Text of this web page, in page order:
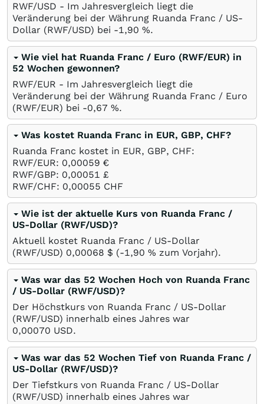
RWF/USD - Im Jahresvergleich liegt die
Veränderung bei der Währung Ruanda Franc / US-
Dollar (RWF/USD) bei -1,90 %.
Wie viel hat Ruanda Franc / Euro (RWF/EUR) in
52 Wochen gewonnen?
RWF/EUR - Im Jahresvergleich liegt die
Veränderung bei der Währung Ruanda Franc / Euro
(RWF/EUR) bei -0,67 %.
Was kostet Ruanda Franc in EUR, GBP, CHF?
Ruanda Franc kostet in EUR, GBP, CHF:
RWF/EUR: 0,00059 €
RWF/GBP: 0,00051 £
RWF/CHF: 0,00055 CHF
Wie ist der aktuelle Kurs von Ruanda Franc /
US-Dollar (RWF/USD)?
Aktuell kostet Ruanda Franc / US-Dollar
(RWF/USD) 0,00068 $ (-1,90 % zum Vorjahr).
Was war das 52 Wochen Hoch von Ruanda Franc
/ US-Dollar (RWF/USD)?
Der Höchstkurs von Ruanda Franc / US-Dollar
(RWF/USD) innerhalb eines Jahres war
0,00070 USD.
Was war das 52 Wochen Tief von Ruanda Franc /
US-Dollar (RWF/USD)?
Der Tiefstkurs von Ruanda Franc / US-Dollar
(RWF/USD) innerhalb eines Jahres war